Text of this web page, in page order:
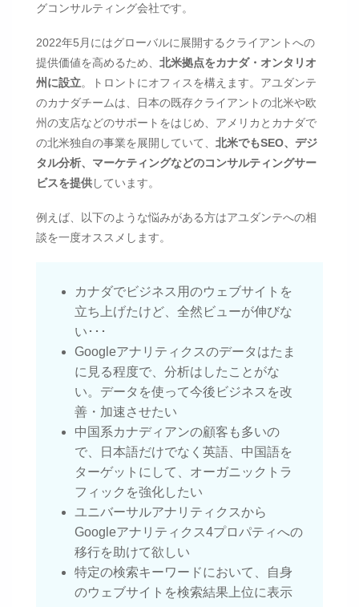
グコンサルティング会社です。
2022年5月にはグローバルに展開するクライアントへの
提供価値を高めるため、 北米拠点をカナダ・オンタリオ
州に設立。トロントにオフィスを構えます。アユダンテ
のカナダチームは、日本の既存クライアントの北米や欧
州の支店などのサポートをはじめ、アメリカとカナダで
の北米独自の事業を展開していて、 北米でもSEO、デジ
タル分析、マーケティングなどのコンサルティングサー
ビスを提供しています。
例えば、以下のような悩みがある方はアユダンテへの相
談を一度オススメします。
カナダでビジネス用のウェブサイトを
立ち上げたけど、全然ビューが伸びな
い･･･
Googleアナリティクスのデータはたま
に見る程度で、分析はしたことがな
い。データを使って今後ビジネスを改
善・加速させたい
中国系カナディアンの顧客も多いの
で、日本語だけでなく英語、中国語を
ターゲットにして、オーガニックトラ
フィックを強化したい
ユニバーサルアナリティクスから
Googleアナリティクス4プロパティへの
移行を助けて欲しい
特定の検索キーワードにおいて、自身
のウェブサイトを検索結果上位に表示